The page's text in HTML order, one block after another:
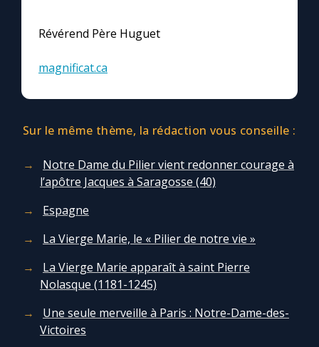
Révérend Père Huguet
magnificat.ca
Sur le même thème, la rédaction vous conseille :
Notre Dame du Pilier vient redonner courage à
l’apôtre Jacques à Saragosse (40)
Espagne
La Vierge Marie, le « Pilier de notre vie »
La Vierge Marie apparaît à saint Pierre
Nolasque (1181-1245)
Une seule merveille à Paris : Notre-Dame-des-
Victoires